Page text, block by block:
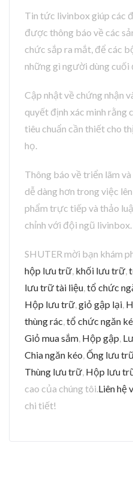
Tin tức livinbox giúp các
được thông báo về các
chức sắp ra mắt, để các
những gì người dùng cuối
Cập nhật về chứng nhận
quyết định xác minh rằng
tiêu chuẩn cần thiết cho
họ.
Thông báo về triển lãm
dễ dàng hơn trong việc
phẩm trực tiếp và thảo
chỉnh với đội ngũ livinbox.
SHUTER mời bạn khám
hộp lưu trữ khối lưu trữ
lưu trữ tài liệu tổ chức
Hộp lưu trữ giỏ gập lại
thùng rác tổ chức ngăn
Giỏ mua sắm Hộp gập
Chia ngăn kéo Ống lưu
Thùng lưu trữ Hộp lưu
cao của chúng tôi. Liên hệ
chi tiết!